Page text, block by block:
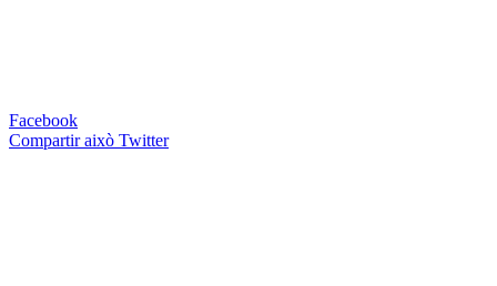
Facebook
Compartir això Twitter